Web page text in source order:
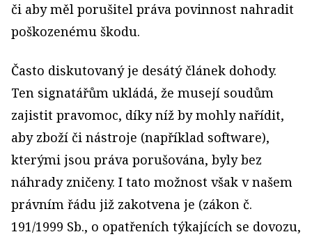
či aby měl porušitel práva povinnost nahradit
poškozenému škodu.
Často diskutovaný je desátý článek dohody.
Ten signatářům ukládá, že musejí soudům
zajistit pravomoc, díky níž by mohly nařídit,
aby zboží či nástroje (například software),
kterými jsou práva porušována, byly bez
náhrady zničeny. I tato možnost však v našem
právním řádu již zakotvena je (zákon č.
191/1999 Sb., o opatřeních týkajících se dovozu,